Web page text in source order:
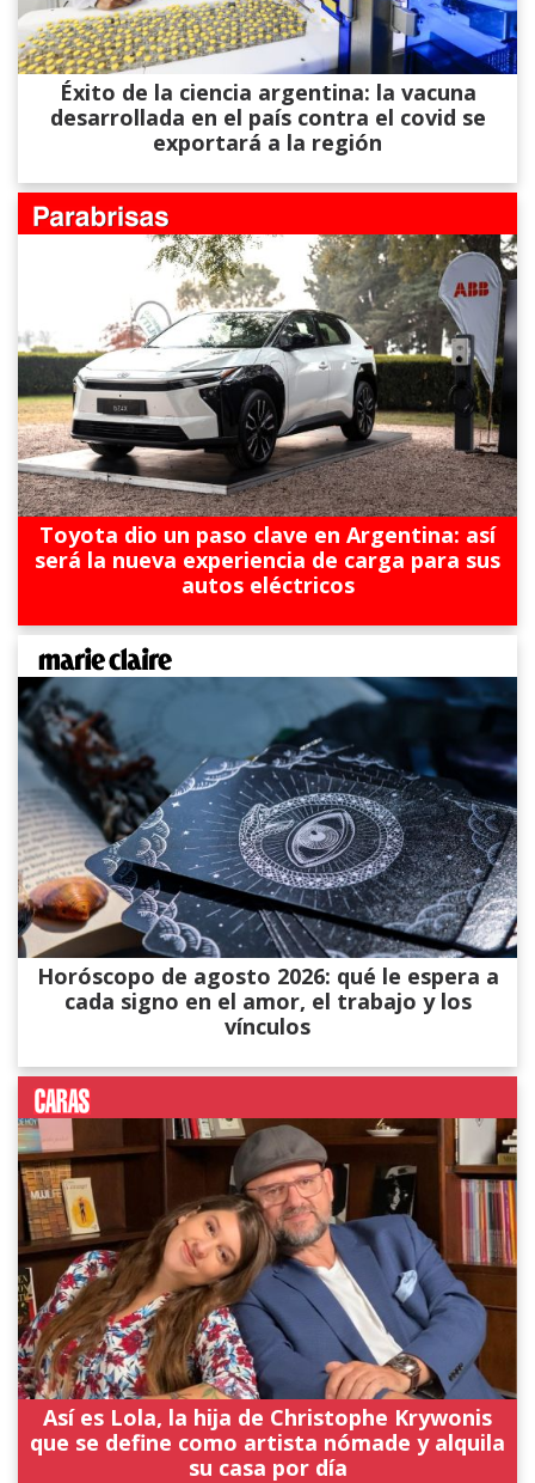
Éxito de la ciencia argentina: la vacuna
desarrollada en el país contra el covid se
exportará a la región
Toyota dio un paso clave en Argentina: así
será la nueva experiencia de carga para sus
autos eléctricos
Horóscopo de agosto 2026: qué le espera a
cada signo en el amor, el trabajo y los
vínculos
Así es Lola, la hija de Christophe Krywonis
que se define como artista nómade y alquila
su casa por día